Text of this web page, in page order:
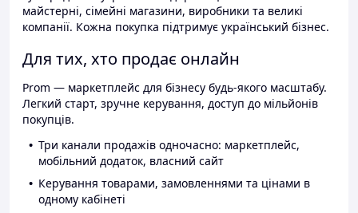
майстерні, сімейні магазини, виробники та великі
компанії. Кожна покупка підтримує український бізнес.
Для тих, хто продає онлайн
Prom — маркетплейс для бізнесу будь-якого масштабу.
Легкий старт, зручне керування, доступ до мільйонів
покупців.
Три канали продажів одночасно: маркетплейс,
мобільний додаток, власний сайт
Керування товарами, замовленнями та цінами в
одному кабінеті